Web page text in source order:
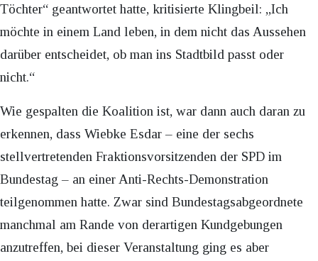
Töchter“ geantwortet hatte, kritisierte Klingbeil: „Ich
möchte in einem Land leben, in dem nicht das Aussehen
darüber entscheidet, ob man ins Stadtbild passt oder
nicht.“
Wie gespalten die Koalition ist, war dann auch daran zu
erkennen, dass Wiebke Esdar – eine der sechs
stellvertretenden Fraktionsvorsitzenden der SPD im
Bundestag – an einer Anti-Rechts-Demonstration
teilgenommen hatte. Zwar sind Bundestagsabgeordnete
manchmal am Rande von derartigen Kundgebungen
anzutreffen, bei dieser Veranstaltung ging es aber